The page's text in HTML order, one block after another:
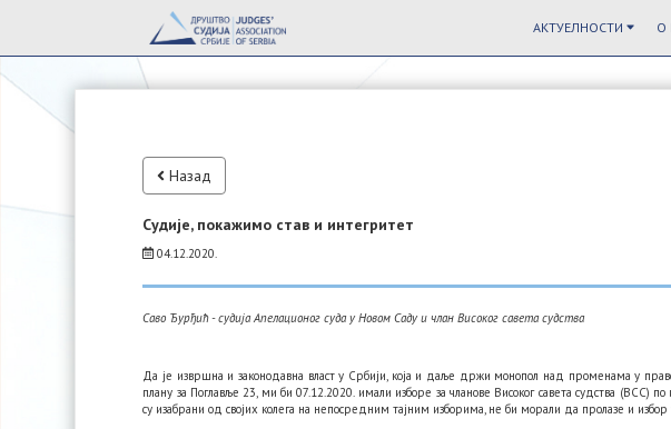
АКТУЕЛНОСТИ О
Назад
Судије, покажимо став и интегритет
04.12.2020.
Саво Ђурђић - судија Апелационог суда у Новом Саду и члан Високог савета судства
Да је извршна и законодавна власт у Србији, која и даље држи монопол над променама у
плану за Поглавље 23, ми би 07.12.2020. имали изборе за чланове Високог савета судства (ВСС)
су изабрани од својих колега на непосредним тајним изборима, не би морали да пролазе и